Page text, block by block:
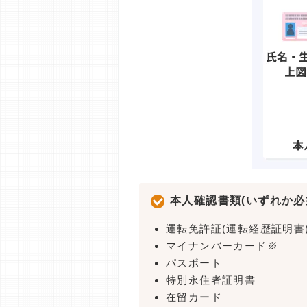
本人確認書類(いずれか
運転免許証(運転経歴証明
マイナンバーカード※
パスポート
特別永住者証明書
在留カード